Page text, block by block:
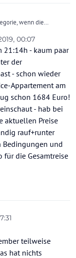
wenn die
Reihenbungalow, im
ca. 140 m²,
diesem Zimmertyp: 4,
Maisonette, 3
00:07
21:14h - kaum paar
der
- schon wieder
Appartement am
schon 1684 Euro!
- hab bei
aktuellen Preise
rauf+runter
und
für die Gesamtreise
teilweise
hat nichts